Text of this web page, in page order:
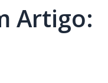
Artigo: